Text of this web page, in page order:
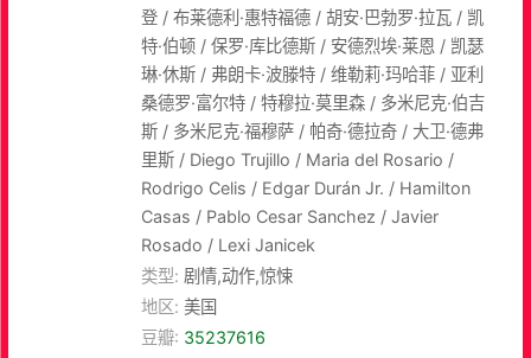
登 / 布莱德利·惠特福德 / 胡安·巴勃罗·拉瓦 / 凯
特·伯顿 / 保罗·库比德斯 / 安德烈埃·莱恩 / 凯瑟
琳·休斯 / 弗朗卡·波滕特 / 维勒莉·玛哈菲 / 亚利
桑德罗·富尔特 / 特穆拉·莫里森 / 多米尼克·伯吉
斯 / 多米尼克·福穆萨 / 帕奇·德拉奇 / 大卫·德弗
里斯 / Diego Trujillo / Maria del Rosario /
Rodrigo Celis / Edgar Durán Jr. / Hamilton
Casas / Pablo Cesar Sanchez / Javier
Rosado / Lexi Janicek
类型: 剧情,动作,惊悚
地区: 美国
豆瓣: 35237616